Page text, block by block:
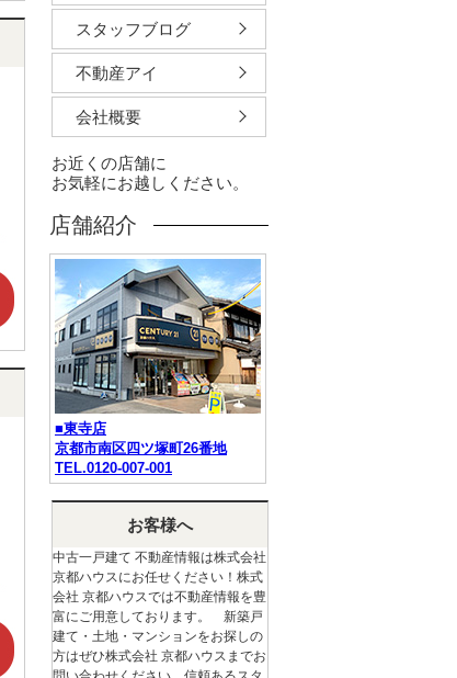
スタッフブログ
不動産アイ
会社概要
お近くの店舗に
お気軽にお越しください。
店舗紹介
■東寺店
京都市南区四ツ塚町26番地
TEL.0120-007-001
お客様へ
中古一戸建て 不動産情報は株式会社
京都ハウスにお任せください！株式
会社 京都ハウスでは不動産情報を豊
富にご用意しております。 新築戸
建て・土地・マンションをお探しの
方はぜひ株式会社 京都ハウスまでお